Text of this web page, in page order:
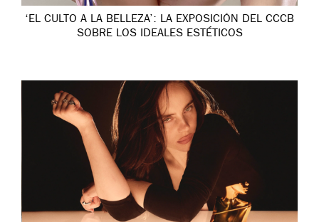
‘EL CULTO A LA BELLEZA’: LA EXPOSICIÓN DEL CCCB
SOBRE LOS IDEALES ESTÉTICOS